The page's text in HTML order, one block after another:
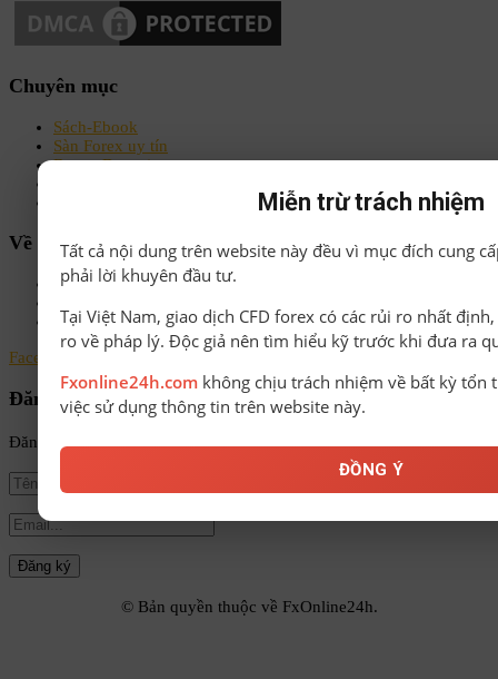
Chuyên mục
Sách-Ebook
Sàn Forex uy tín
Bonus Deposit
Về chúng tôi
Chính sách bảo mật
Liên hệ
Facebook
Instagram Linkedin
Đăng ký nhận tin
Đăng ký để nhận tin tức mới nhất từ FxOnline24h!
© Bản quyền thuộc về FxOnline24h.
Miễn trừ trách nhiệm
Tất cả nội dung trên website này đều vì mục đích cung
phải lời khuyên đầu tư.
Tại Việt Nam, giao dịch CFD forex có các rủi ro nhất
ro về pháp lý. Độc giả nên tìm hiểu kỹ trước khi đưa ra
Fxonline24h.com không chịu trách nhiệm về bất kỳ tổn
việc sử dụng thông tin trên website này.
ĐỒNG Ý